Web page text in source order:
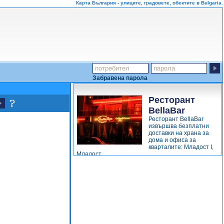
Карта България - улиците, градовете, обектите в Bulgaria.
Забравена парола
Ресторант
BellaBar
Ресторант BellaBar
извършва безплатни
доставки на храна за
дома и офиса за
кварталите: Младост І,
Младост...